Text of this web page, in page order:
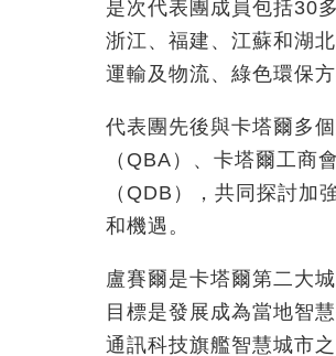
是次代表團成員包括30
浙江、福建、江蘇和湖
運輸及物流、綠色環保
代表團先後與卡塔爾多
（QBA）、卡塔爾工商
（QDB），共同探討加
和機遇。
盧賽爾是卡塔爾第二大
目標是發展成為當地智
通訊科技旗艦智慧城市